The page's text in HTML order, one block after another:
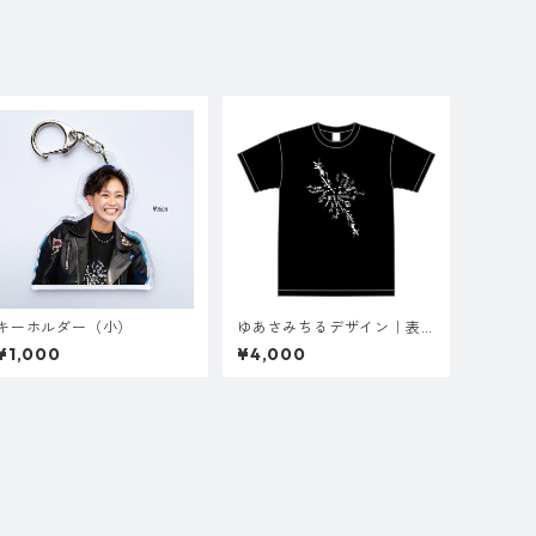
ーホルダー（小）
ゆあさみちるデザイン｜表
裏Tシャツ
¥4,000